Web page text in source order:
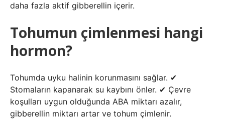
daha fazla aktif gibberellin içerir.
Tohumun çimlenmesi hangi
hormon?
Tohumda uyku halinin korunmasını sağlar. ✔
Stomaların kapanarak su kaybını önler. ✔ Çevre
koşulları uygun olduğunda ABA miktarı azalır,
gibberellin miktarı artar ve tohum çimlenir.